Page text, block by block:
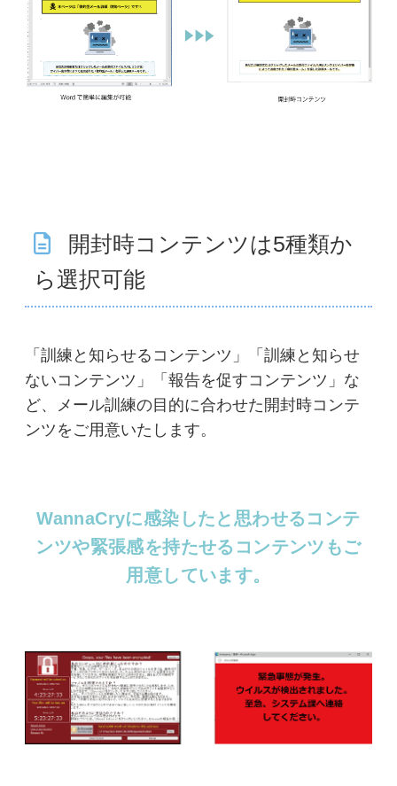
開封時コンテンツは5種類か
ら選択可能
「訓練と知らせるコンテンツ」「訓練と知らせ
ないコンテンツ」「報告を促すコンテンツ」な
ど、メール訓練の目的に合わせた開封時コンテ
ンツをご用意いたします。
WannaCryに感染したと思わせるコンテ
ンツや緊張感を持たせるコンテンツもご
用意しています。